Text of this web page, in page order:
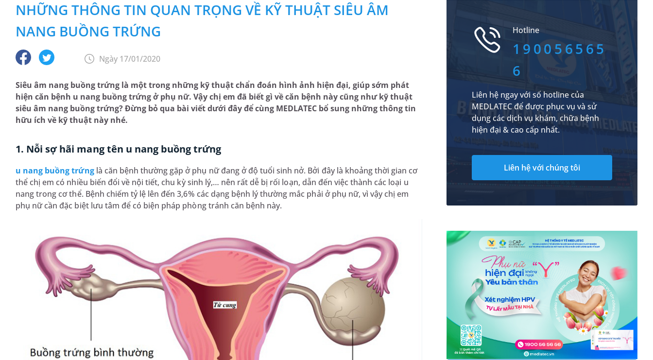
NHỮNG THÔNG TIN QUAN TRỌNG VỀ KỸ THUẬT SIÊU ÂM
NANG BUỒNG TRỨNG
Ngày 17/01/2020
Siêu âm nang buồng trứng là một trong những kỹ thuật chẩn đoán hình ảnh hiện đại, giúp sớm phát
hiện căn bệnh u nang buồng trứng ở phụ nữ. Vậy chị em đã biết gì về căn bệnh này cũng như kỹ thuật
siêu âm nang buồng trứng? Đừng bỏ qua bài viết dưới đây để cùng MEDLATEC bổ sung những thông tin
hữu ích về kỹ thuật này nhé.
1. Nỗi sợ hãi mang tên u nang buồng trứng
u nang buồng trứnglà căn bệnh thường gặp ở phụ nữ đang ở độ tuổi sinh nở. Bởi đây là khoảng thời gian cơ
thể chị em có nhiều biến đổi về nội tiết, chu kỳ sinh lý,… nên rất dễ bị rối loạn, dẫn đến việc thành các loại u
nang trong cơ thể. Bệnh chiếm tỷ lệ lên đến 3,6% các dạng bệnh lý thường mắc phải ở phụ nữ, vì vậy chị em
phụ nữ cần đặc biệt lưu tâm để có biện pháp phòng tránh căn bệnh này.
Hotline
190056565
6
Liên hệ ngay với số hotline của
MEDLATEC để được phục vụ và sử
dụng các dịch vụ khám, chữa bệnh
hiện đại & cao cấp nhất.
Liên hệ với chúng tôi